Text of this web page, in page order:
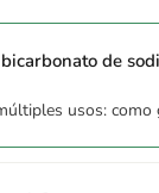
frutos secos.
de
usos: